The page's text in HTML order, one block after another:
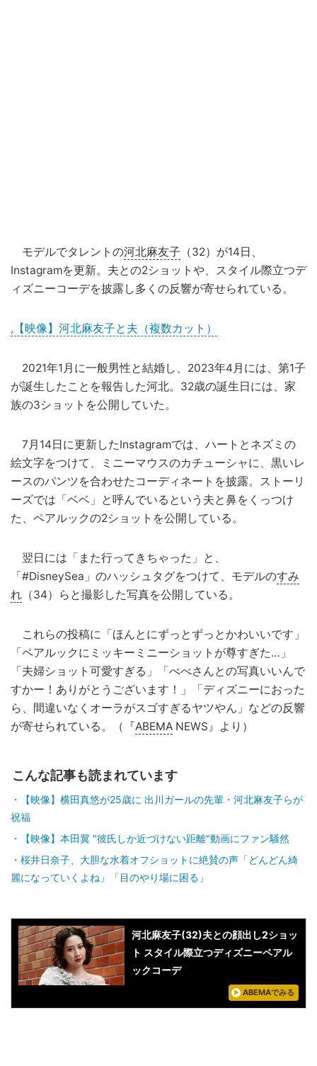
モデルでタレントの河北麻友子 （32）が14日、
Instagramを更新。夫との2ショットや、スタイル際立つデ
ィズニーコーデを披露し多くの反響が寄せられている。
,【映像】河北麻友子と夫（複数カット）
2021年1月に一般男性と結婚し、2023年4月には、第1子
が誕生したことを報告した河北。32歳の誕生日には、家
族の3ショットを公開していた。
7月14日に更新したInstagramでは、ハートとネズミの
絵文字をつけて、ミニーマウスのカチューシャに、黒いレ
ースのパンツを合わせたコーディネートを披露。ストーリ
ーズでは「ベベ」と呼んでいるという夫と鼻をくっつけ
た、ペアルックの2ショットを公開している。
翌日には「また行ってきちゃった」と、
「#DisneySea」のハッシュタグをつけて、モデルのすみ
れ （34）らと撮影した写真を公開している。
これらの投稿に「ほんとにずっとずっとかわいいです」
「ペアルックにミッキーミニーショットが尊すぎた…」
「夫婦ショット可愛すぎる」「べべさんとの写真いいんで
すかー！ありがとうございます！」「ディズニーにおった
ら、間違いなくオーラがスゴすぎるヤツやん」などの反響
が寄せられている。（『ABEMA NEWS』より）
こんな記事も読まれています
【映像】横田真悠が25歳に 出川ガールの先輩・河北麻友子らが
祝福
【映像】本田翼 "彼氏しか近づけない距離"動画にファン騒然
桜井日奈子、大胆な水着オフショットに絶賛の声「どんどん綺
麗になっていくよね」「目のやり場に困る」
河北麻友子(32)夫との顔出し2ショッ
ト スタイル際立つディズニーペアル
ックコーデ
ABEMAでみる